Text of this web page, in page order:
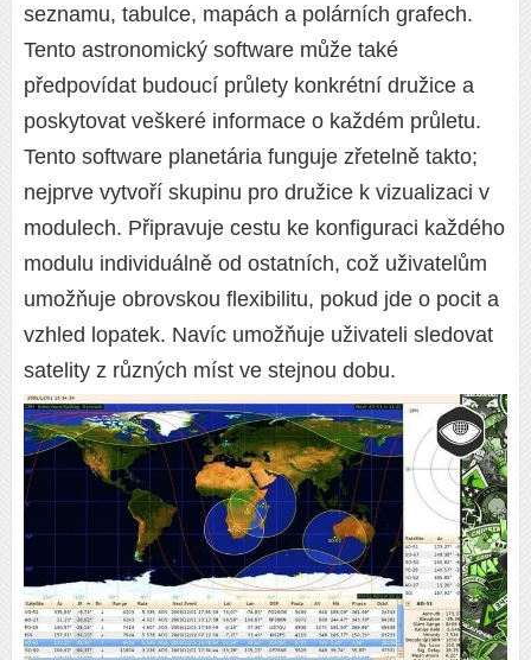
seznamu, tabulce, mapách a polárních grafech.
Tento astronomický software může také
předpovídat budoucí průlety konkrétní družice a
poskytovat veškeré informace o každém průletu.
Tento software planetária funguje zřetelně takto;
nejprve vytvoří skupinu pro družice k vizualizaci v
modulech. Připravuje cestu ke konfiguraci každého
modulu individuálně od ostatních, což uživatelům
umožňuje obrovskou flexibilitu, pokud jde o pocit a
vzhled lopatek. Navíc umožňuje uživateli sledovat
satelity z různých míst ve stejnou dobu.